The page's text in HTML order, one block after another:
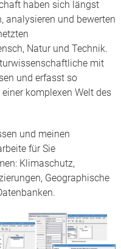
haben sich längst
analysieren und bewerten
Natur und Technik.
mit
und erfasst so
komplexen Welt des
und meinen
für Sie
Klimaschutz,
Geographische